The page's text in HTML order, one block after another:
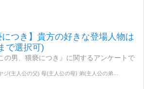
につき】貴方の好きな登場人物は
で選択可)
の男、猥褻につき』に関するアンケートで
ん マイ 克己 アキコ ミカ(第十一話) 高木 ヤスエ ジュンコ メアリーさん ケンイチ 店長(歌舞伎町「クリスタル」) 先生(第二十一話) 看護婦(第二十一話) テレビ局の社員さん